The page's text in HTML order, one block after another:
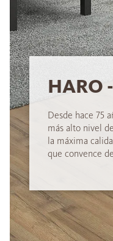
HARO
Desde hace 75
más alto nivel
la máxima
que convence